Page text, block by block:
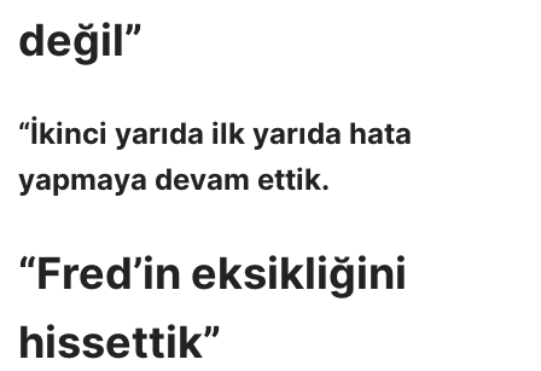
değil”
“İkinci yarıda ilk yarıda hata
yapmaya devam ettik.
“Fred’in eksikliğini
hissettik”